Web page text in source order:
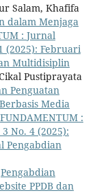
Salam, Khafifa
dalam Menjaga
: Jurnal
(2025): Februari
Multidisiplin
Pustiprayata
Penguatan
Media
FUNDAMENTUM :
No. 4 (2025):
Pengabdian
Pengabdian
PPDB dan